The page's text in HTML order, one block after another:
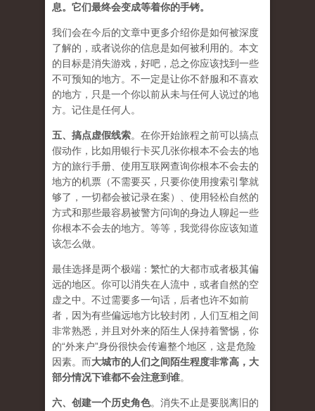
息。它们最终会变成等着你的手铐。
我们会在今后的文章中更多介绍你是如何被深度
了解的，或者说你的信息是如何被利用的。本文
的目标是消失游戏，好吧，总之你应该找到一些
不可预知的地方。不一定是让你不舒服和不喜欢
的地方，只是一个你以前从未与任何人说过的地
方。记住是任何人。
五、 搞点虚假线索。在你开始旅程之前可以搞点
假动作，比如用银行卡买几张你根本不会去的地
方的旅行手册、使用互联网查询你根本不会去的
地方的机票（不需要买，只要你使用搜索引擎就
够了，一切都会被记录在案）、使用轻松自然的
方式和那些最容易被警方问询的身边人聊起一些
你根本不会去的地方。等等，我觉得你应该知道
该怎么做。
最佳选择是两个极端：繁忙的大都市或者极其偏
远的地区。你可以消失在人流中，或者自然的空
虚之中。不过需要多一句话，后者也许不如前
者，因为有些偏远地方比较封闭，人们互相之间
非常熟悉，并且对外来的陌生人保持着警惕，你
的“外来户”身份很快会传遍整个地区，这是危险
因素。而大城市的人们之间陌生程度非常高，大
部分情况下谁都不会注意到谁。
六、 创建一个历史角色。消失不止是要脱离旧的